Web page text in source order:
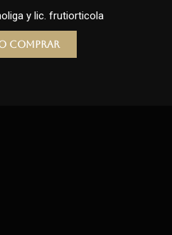
y lic. frutiorticola
comprar